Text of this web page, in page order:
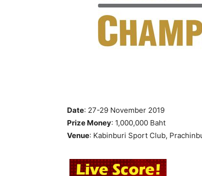
Date: 27-29 November 2019
Prize Money: 1,000,000 Baht
Venue: Kabinburi Sport Club,